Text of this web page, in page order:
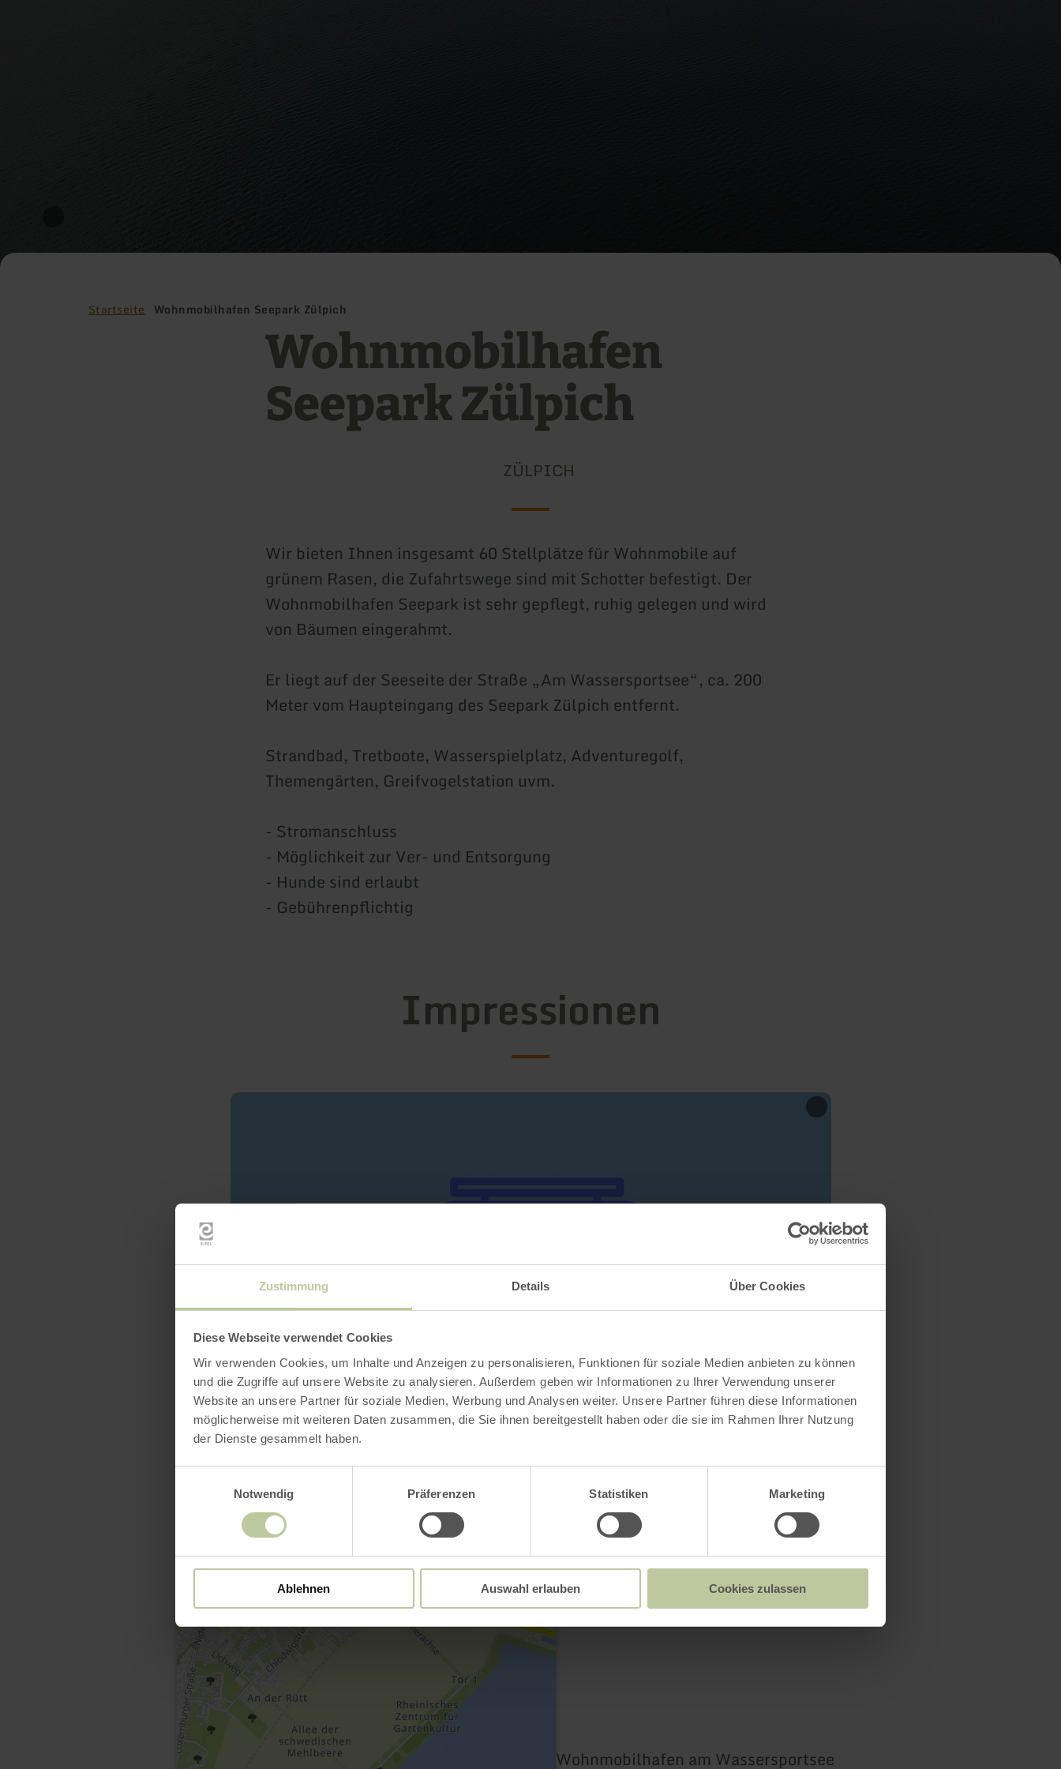
Zustimmung Details Über Cookies
Diese Webseite verwendet Cookies
Wir verwenden Cookies, um Inhalte und Anzeigen zu personalisieren, Funktionen für soziale Medien anbieten zu können
und die Zugriffe auf unsere Website zu analysieren. Außerdem geben wir Informationen zu Ihrer Verwendung unserer
Website an unsere Partner für soziale Medien, Werbung und Analysen weiter. Unsere Partner führen diese Informationen
möglicherweise mit weiteren Daten zusammen, die Sie ihnen bereitgestellt haben oder die sie im Rahmen Ihrer Nutzung
der Dienste gesammelt haben.
Notwendig
Präferenzen Statistiken Marketing
Ablehnen Auswahl erlauben Cookies zulassen
Startseite Wohnmobilhafen Seepark Zülpich
Wohnmobilhafen
Seepark Zülpich
ZÜLPICH
Wir bieten Ihnen insgesamt 60 Stellplätze für Wohnmobile auf
grünem Rasen, die Zufahrtswege sind mit Schotter befestigt. Der
Wohnmobilhafen Seepark ist sehr gepflegt, ruhig gelegen und wird
von Bäumen eingerahmt.
Er liegt auf der Seeseite der Straße „Am Wassersportsee“, ca. 200
Meter vom Haupteingang des Seepark Zülpich entfernt.
Strandbad, Tretboote, Wasserspielplatz, Adventuregolf,
Themengärten, Greifvogelstation uvm.
- Stromanschluss
- Möglichkeit zur Ver- und Entsorgung
- Hunde sind erlaubt
- Gebührenpflichtig
Impressionen
Kontakt
Wohnmobilhafen am Wassersportsee